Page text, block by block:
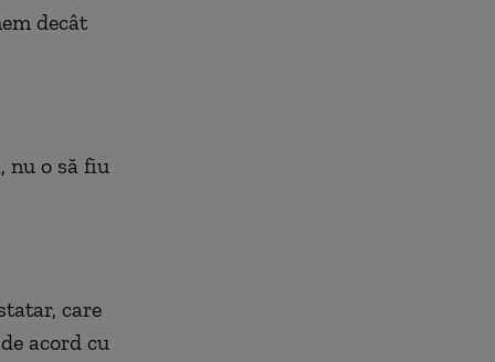
decât
nu o să fiu
care
acord cu